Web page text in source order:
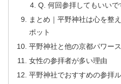
Q. 何回参拝してもいいで
まとめ｜平野神社は心を整
ポット
平野神社と他の京都パワー
女性の参拝者が多い理由
平野神社でおすすめの参拝